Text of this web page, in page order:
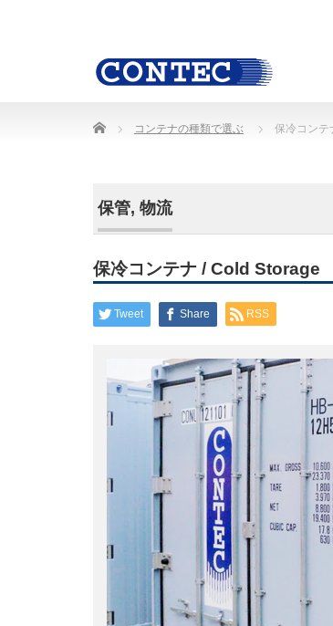
Home コンテナの種類で選ぶ 保冷コンテ
保管, 物流
保冷コンテナ / Cold Storage
Tweet Share RSS